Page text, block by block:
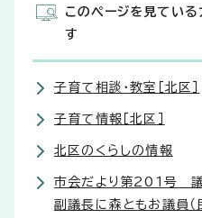
このページを見てい
す
子育て相談・教室［北区］
子育て情報［北区］
北区のくらしの情報
市会だより第201号 議
副議長に森ともお議員（